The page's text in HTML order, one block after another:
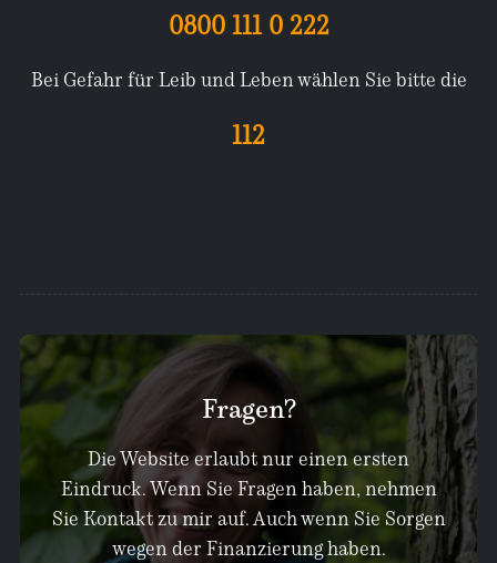
0800 111 0 222
Bei Gefahr für Leib und Leben wählen Sie bitte die
112
Fragen?
Die Website erlaubt nur einen ersten
Eindruck. Wenn Sie Fragen haben, nehmen
Sie Kontakt zu mir auf. Auch wenn Sie Sorgen
wegen der Finanzierung haben.